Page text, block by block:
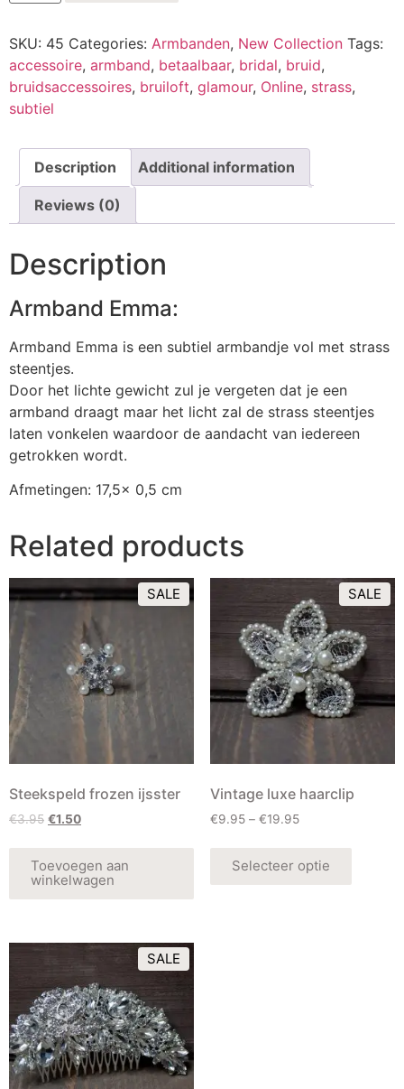
SKU: 45 Categories: Armbanden, New Collection Tags:
accessoire, armband, betaalbaar, bridal, bruid,
bruidsaccessoires, bruiloft, glamour, Online, strass,
subtiel
Description Additional information
Reviews (0)
Description
Armband Emma:
Armband Emma is een subtiel armbandje vol met strass
steentjes.
Door het lichte gewicht zul je vergeten dat je een
armband draagt maar het licht zal de strass steentjes
laten vonkelen waardoor de aandacht van iedereen
getrokken wordt.
Afmetingen: 17,5x 0,5 cm
Related products
SALE
Steekspeld frozen ijsster
€3.95 €1.50
Toevoegen aan
winkelwagen
SALE
Vintage luxe haarclip
€9.95– €19.95
Selecteer optie
SALE